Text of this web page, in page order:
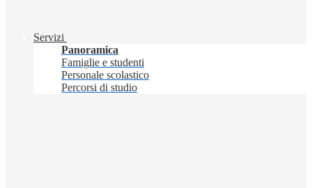
Servizi
Panoramica
Famiglie e studenti
Personale scolastico
Percorsi di studio